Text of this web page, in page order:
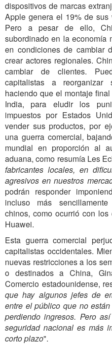
dispositivos de marcas
Apple genera el 19% de sus
Pero a pesar de ello,
subordinado en la economía
en condiciones de cambiar
crear actores regionales.
cambiar de clientes.
capitalistas a reorganizar
haciendo que el montaje
India, para eludir los
impuestos por Estados
vender sus productos, por
una guerra comercial,
mundial en proporción al
aduana, como resumía Les
fabricantes locales, en
agresivos en nuestros
podrán responder
incluso más
chinos, como ocurrió con
Huawei.
Esta guerra comercial
capitalistas occidentales.
nuevas restricciones a los
o destinados a China,
Comercio estadounidense,
que hay algunos jefes de
entre el público que no
perdiendo ingresos. Pero
seguridad nacional es más
corto plazo".